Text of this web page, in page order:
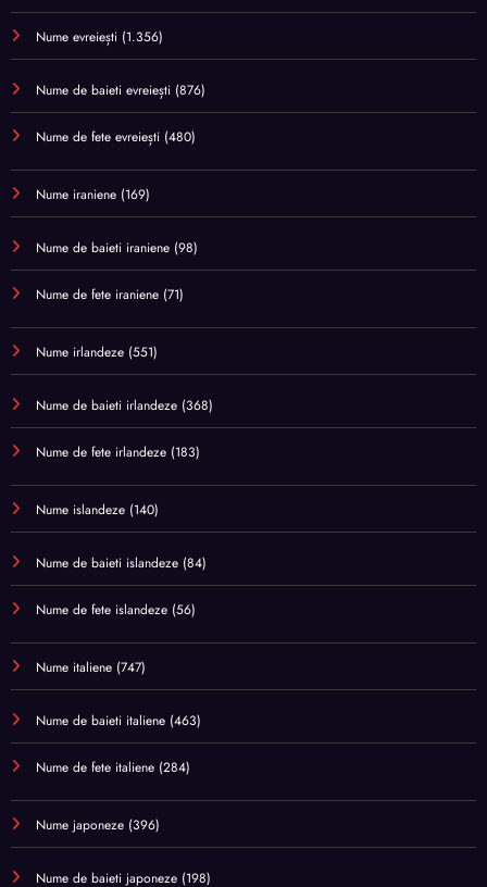
Nume evreiești (1.356)
Nume de baieti evreiești (876)
Nume de fete evreiești (480)
Nume iraniene (169)
Nume de baieti iraniene (98)
Nume de fete iraniene (71)
Nume irlandeze (551)
Nume de baieti irlandeze (368)
Nume de fete irlandeze (183)
Nume islandeze (140)
Nume de baieti islandeze (84)
Nume de fete islandeze (56)
Nume italiene (747)
Nume de baieti italiene (463)
Nume de fete italiene (284)
Nume japoneze (396)
Nume de baieti japoneze (198)